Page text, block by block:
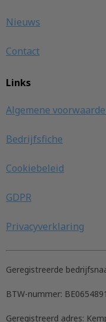
Nieuws
Contact
Links
Algemene
Bedrijfsfiche
Cookiebeleid
GDPR
Privacyverklaring
Geregistreerde
BTW-nummer:
Geregistreerd adres: